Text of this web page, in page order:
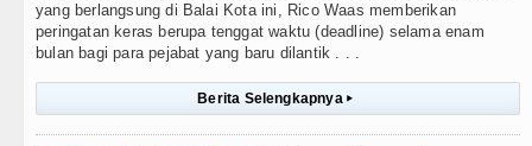
yang berlangsung di Balai Kota ini, Rico Waas memberikan
peringatan keras berupa tenggat waktu (deadline) selama enam
bulan bagi para pejabat yang baru dilantik . . .
Berita Selengkapnya ▸